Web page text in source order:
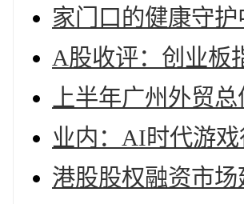
家门口的健康守
A股收评：创业板
上半年广州外贸
业内：AI时代游
港股股权融资市